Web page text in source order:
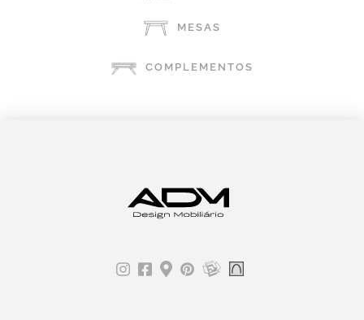
MESAS
COMPLEMENTOS